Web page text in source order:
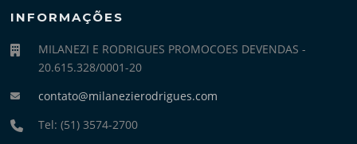
INFORMAÇÕES
MILANEZI E RODRIGUES PROMOCOES DEVENDAS -
20.615.328/0001-20
contato@milanezierodrigues.com
Tel: (51) 3574-2700